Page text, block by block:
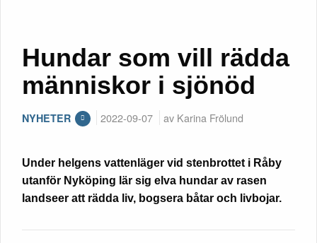
Hundar som vill rädda
människor i sjönöd
NYHETER 2022-09-07 av Karina Frölund
Under helgens vattenläger vid stenbrottet i Råby
utanför Nyköping lär sig elva hundar av rasen
landseer att rädda liv, bogsera båtar och livbojar.